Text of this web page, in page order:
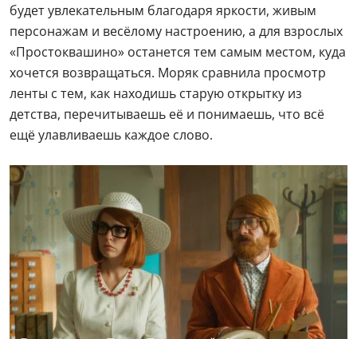
будет увлекательным благодаря яркости, живым
персонажам и весёлому настроению, а для взрослых
«Простоквашино» останется тем самым местом, куда
хочется возвращаться. Моряк сравнила просмотр
ленты с тем, как находишь старую открытку из
детства, перечитываешь её и понимаешь, что всё
ещё улавливаешь каждое слово.